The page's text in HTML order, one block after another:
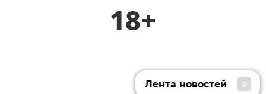
18+
Лента новостей 0